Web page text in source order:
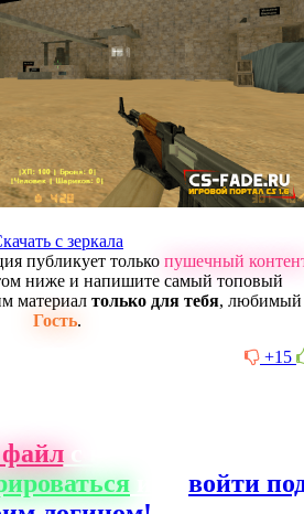
с зеркала
публикует только пушечный
ниже и напишите самый топовый
материал только для тебя, любимый
Гость.
+15
с нашего сайта,
войти